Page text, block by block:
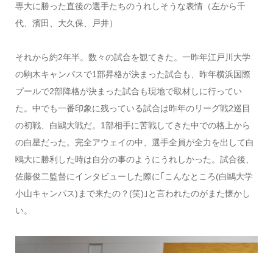
専大に勝った直後の選手たちのうれしそうな表情（左から千
代、濱田、大久保、戸井）
それから約2年半。数々の試合を観てきた。一昨年江戸川大学
の駒木キャンパスで1部昇格が決まった試合も、昨年横浜国際
プールで2部降格が決まった試合も現地で取材しに行ってい
た。中でも一番印象に残っている試合は昨年のリーグ戦2巡目
の初戦、白鷗大戦だ。1部相手に苦戦してきた中での格上から
の白星だった。完全アウェイの中、選手全員が全力を出して白
鴎大に勝利した時は自分の事のようにうれしかった。試合後、
佐藤俊二監督にインタビューした際に｢こんなところ(白鷗大学
小山キャンパス)まで来たの？(笑)｣と言われたのがまた懐かし
い。